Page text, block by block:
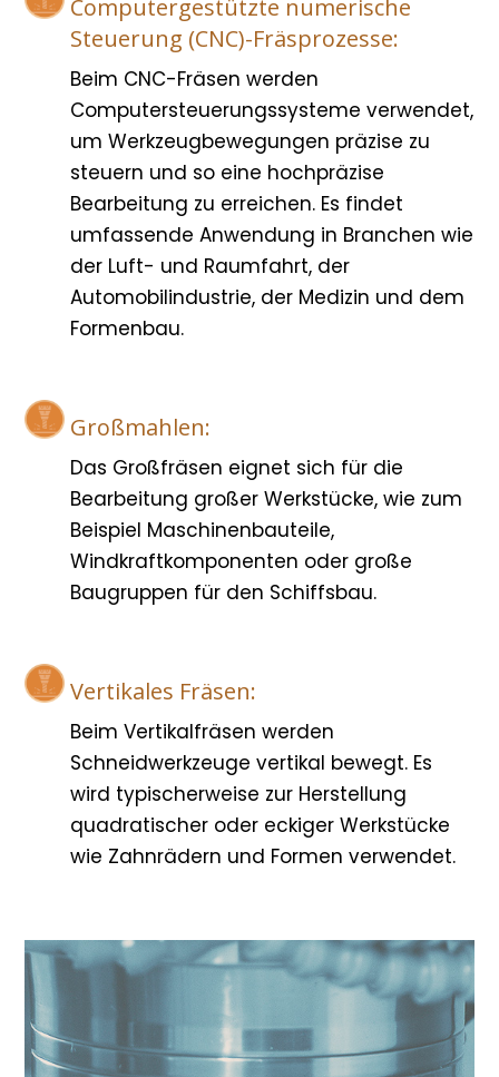
Computergestützte numerische
Steuerung (CNC)-Fräsprozesse:
Beim CNC-Fräsen werden
Computersteuerungssysteme verwendet,
um Werkzeugbewegungen präzise zu
steuern und so eine hochpräzise
Bearbeitung zu erreichen. Es findet
umfassende Anwendung in Branchen wie
der Luft- und Raumfahrt, der
Automobilindustrie, der Medizin und dem
Formenbau.
Großmahlen:
Das Großfräsen eignet sich für die
Bearbeitung großer Werkstücke, wie zum
Beispiel Maschinenbauteile,
Windkraftkomponenten oder große
Baugruppen für den Schiffsbau.
Vertikales Fräsen:
Beim Vertikalfräsen werden
Schneidwerkzeuge vertikal bewegt. Es
wird typischerweise zur Herstellung
quadratischer oder eckiger Werkstücke
wie Zahnrädern und Formen verwendet.